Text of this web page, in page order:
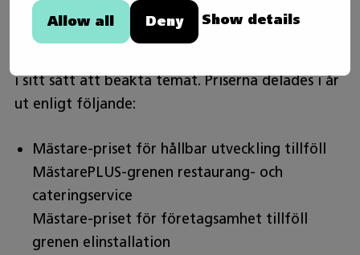
Allow all Deny Show details
företagsamhet är teman som syns i alla Mästare-
grenar och i hela evenemanget. För varje tema
i sitt sätt att beakta temat. Priserna delades i år
ut enligt följande:
Mästare-priset för hållbar utveckling tillföll
MästarePLUS-grenen restaurang- och
cateringservice
Mästare-priset för företagsamhet tillföll
grenen elinstallation